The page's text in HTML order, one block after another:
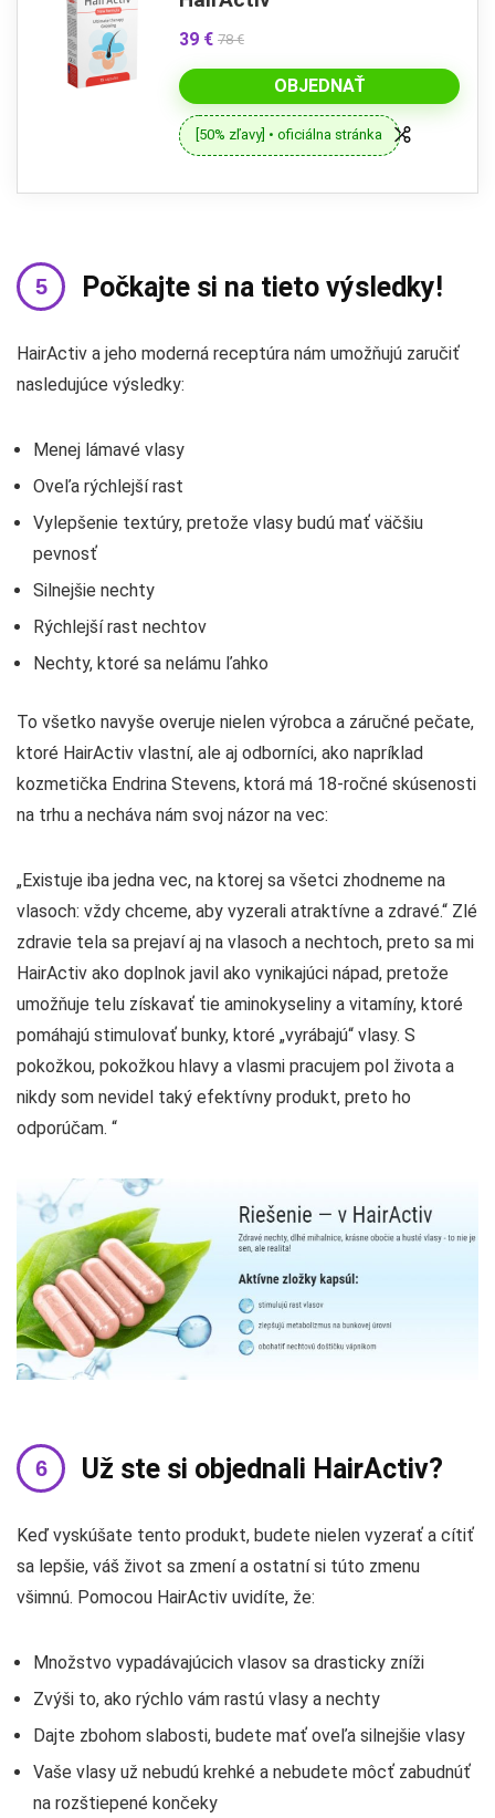
39 € 78 €
OBJEDNAŤ
[50% zľavy] • oficiálna stránka
Počkajte si na tieto výsledky!
HairActiv a jeho moderná receptúra ​​nám umožňujú zaručiť
nasledujúce výsledky:
Menej lámavé vlasy
Oveľa rýchlejší rast
Vylepšenie textúry, pretože vlasy budú mať väčšiu
pevnosť
Silnejšie nechty
Rýchlejší rast nechtov
Nechty, ktoré sa nelámu ľahko
To všetko navyše overuje nielen výrobca a záručné pečate,
ktoré HairActiv vlastní, ale aj odborníci, ako napríklad
kozmetička Endrina Stevens, ktorá má 18-ročné skúsenosti
na trhu a necháva nám svoj názor na vec:
„Existuje iba jedna vec, na ktorej sa všetci zhodneme na
vlasoch: vždy chceme, aby vyzerali atraktívne a zdravé.“ Zlé
zdravie tela sa prejaví aj na vlasoch a nechtoch, preto sa mi
HairActiv ako doplnok javil ako vynikajúci nápad, pretože
umožňuje telu získavať tie aminokyseliny a vitamíny, ktoré
pomáhajú stimulovať bunky, ktoré „vyrábajú“ vlasy. S
pokožkou, pokožkou hlavy a vlasmi pracujem pol života a
nikdy som nevidel taký efektívny produkt, preto ho
odporúčam. “
Už ste si objednali HairActiv?
Keď vyskúšate tento produkt, budete nielen vyzerať a cítiť
sa lepšie, váš život sa zmení a ostatní si túto zmenu
všimnú. Pomocou HairActiv uvidíte, že:
Množstvo vypadávajúcich vlasov sa drasticky zníži
Zvýši to, ako rýchlo vám rastú vlasy a nechty
Dajte zbohom slabosti, budete mať oveľa silnejšie vlasy
Vaše vlasy už nebudú krehké a nebudete môcť zabudnúť
na rozštiepené končeky